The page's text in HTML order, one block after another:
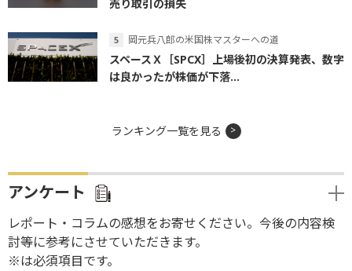
売り取引の損失
岡元兵八郎の米国株マスターへの道
スペースＸ［SPCX］上場後初の決算発表、数字
は良かったが株価が下落...
ランキング一覧を見る
アンケート
レポート・コラムの感想をお寄せください。今後の内容検
討等に参考にさせていただきます。
※は必須項目です。